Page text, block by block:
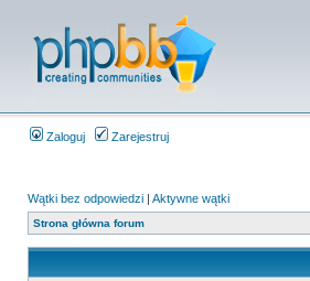
Zaloguj Zarejestruj
Wątki bez odpowiedzi | Aktywne wątki
Strona główna forum